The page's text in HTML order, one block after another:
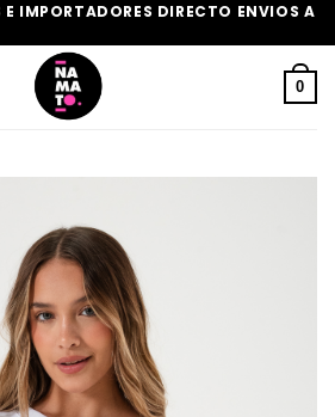
IMPORTADORES DIRECTO ENVIOS A
0